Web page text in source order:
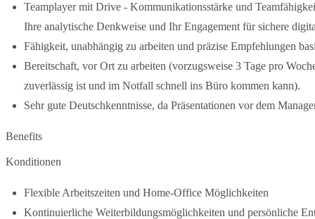
Teamplayer mit Drive - Kommunikationsstärke und
Ihre analytische Denkweise und Ihr Engagement für sichere
Fähigkeit, unabhängig zu arbeiten und präzise Empfehlungen
Bereitschaft, vor Ort zu arbeiten (vorzugsweise 3 Tage pro
zuverlässig ist und im Notfall schnell ins Büro kommen kann).
Sehr gute Deutschkenntnisse, da Präsentationen vor dem
Benefits
Konditionen
Flexible Arbeitszeiten und Home-Office Möglichkeiten
Kontinuierliche Weiterbildungsmöglichkeiten und persönliche